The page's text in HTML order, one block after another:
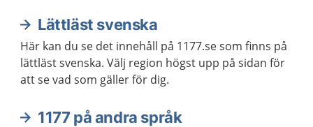
Lättläst svenska
Här kan du se det innehåll på 1177.se som finns på
lättläst svenska. Välj region högst upp på sidan för
att se vad som gäller för dig.
1177 på andra språk